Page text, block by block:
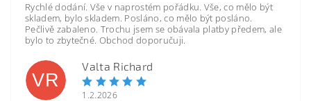
Rychlé dodání. Vše v naprostém pořádku. Vše, co mělo být
skladem, bylo skladem. Posláno, co mělo být posláno.
Pečlivě zabaleno. Trochu jsem se obávala platby předem, ale
bylo to zbytečné. Obchod doporučuji.
VR
Valta Richard
1.2.2026